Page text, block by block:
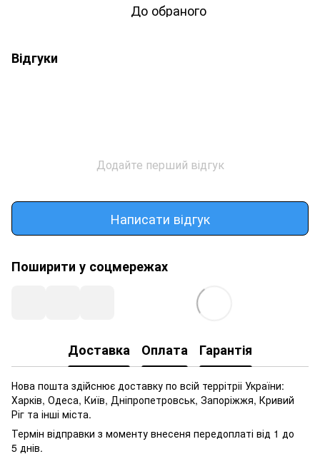
До обраного
Відгуки
Додайте перший відгук
Написати відгук
Поширити у соцмережах
Доставка Оплата Гарантія
Нова пошта здійснює доставку по всій террітріі України:
Харків, Одеса, Київ, Дніпропетровськ, Запоріжжя, Кривий
Ріг та інші міста.
Термін відправки з моменту внесеня передоплаті від 1 до
5 днів.